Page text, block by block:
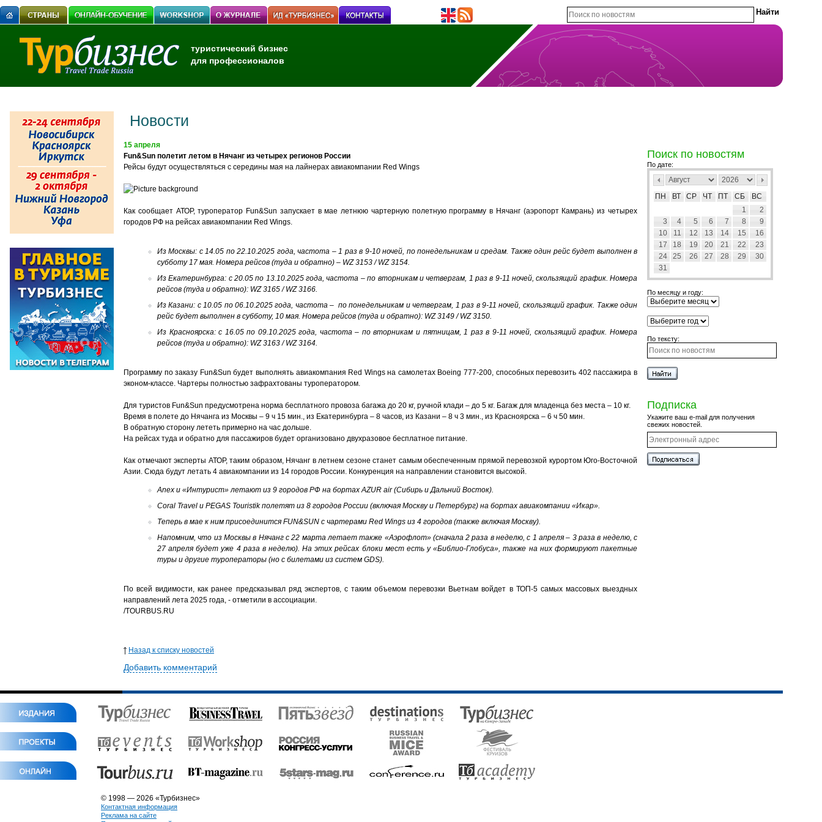
туристический бизнес
для профессионалов
Новости
15 апреля
Fun&Sun полетит летом в Нячанг из четырех регионов России
Рейсы будут осуществляться с середины мая на лайнерах авиакомпании Red Wings
Как сообщает АТОР, туроператор Fun&Sun запускает в мае летнюю чартерную полетную программу в Нячанг (аэропорт Камрань)изчетырех
городов РФ на рейсах авиакомпании Red Wings.
Из Москвы: с 14.05 по 22.10.2025 года, частота – 1 раз в 9-10 ночей, по понедельникам и средам. Также один рейс будет выполнен в
субботу 17 мая. Номера рейсов (туда и обратно) – WZ 3153 / WZ 3154.
Из Екатеринбурга: с 20.05 по 13.10.2025 года, частота – по вторникам и четвергам, 1 раз в 9-11 ночей, скользящий график. Номера
рейсов (туда и обратно): WZ 3165 / WZ 3166.
Из Казани: с 10.05 по 06.10.2025 года, частота – по понедельникам и четвергам, 1 раз в 9-11 ночей, скользящий график. Также один
рейс будет выполнен в субботу, 10 мая. Номера рейсов (туда и обратно): WZ 3149 / WZ 3150.
Из Красноярска: с 16.05 по 09.10.2025 года, частота – по вторникам и пятницам, 1 раз в 9-11 ночей, скользящий график. Номера
рейсов (туда и обратно): WZ 3163 / WZ 3164.
Программу по заказу Fun&Sunбудет выполнять авиакомпания Red Wings на самолетах Boeing 777-200, способных перевозить 402 пассажира в
эконом-классе. Чартеры полностью зафрахтованы туроператором.
Для туристов Fun&Sun предусмотрена норма бесплатного провоза багажа до 20 кг, ручной клади – до 5 кг. Багаж для младенца без места – 10 кг.
Время в полете до Нячанга из Москвы – 9 ч 15 мин., из Екатеринбурга – 8 часов, из Казани – 8 ч 3 мин., из Красноярска – 6 ч 50 мин.
В обратную сторону лететь примерно на час дольше.
На рейсах туда и обратно для пассажиров будет организовано двухразовое бесплатное питание.
Как отмечают эксперты АТОР, таким образом, Нячанг в летнем сезоне станет самым обеспеченным прямой перевозкой курортом Юго-Восточной
Азии. Сюда будут летать 4 авиакомпании из 14 городов России. Конкуренция на направлении становится высокой.
Anex и «Интурист» летают из 9 городов РФ на бортах AZUR air (Сибирь и Дальний Восток).
Coral Travel и PEGAS Touristik полетят из 8 городов России (включая Москву и Петербург) на бортах авиакомпании «Икар».
Теперь в мае к ним присоединится FUN&SUN с чартерами Red Wings из 4 городов (также включая Москву).
Напомним, что из Москвы в Нячанг с 22 марта летает также «Аэрофлот» (сначала 2 раза в неделю, с 1 апреля – 3 раза в неделю, с
27 апреля будет уже 4 раза в неделю). На этих рейсах блоки мест есть у «Библио-Глобуса», также на них формируют пакетные
туры и другие туроператоры (но с билетами из систем GDS).
По всей видимости, как ранее предсказывал ряд экспертов, с таким объемом перевозки Вьетнам войдет в ТОП-5 самых массовых выездных
направлений лета 2025 года, - отметили в ассоциации.
/TOURBUS.RU
Назад к списку новостей
Добавить комментарий
Поиск по новостям
По дате:
ПН ВТ СР ЧТ ПТ СБ
ВС
1
2
3
4 5 6 7 8
9
10
11 12 13 14 15
16
17
18 19 20 21 22
23
24
25 26 27 28 29
30
31
По месяцу и году:
По тексту:
Подписка
Укажите ваш e-mail для получения
свежих новостей.
© 1998 — 2026 «Турбизнес»
Контактная информация
Реклама на сайте